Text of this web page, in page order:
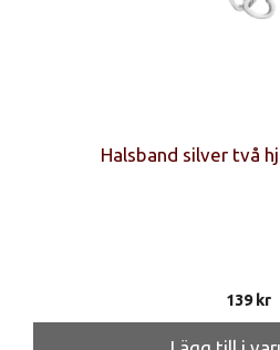
Halsband silver två
139kr